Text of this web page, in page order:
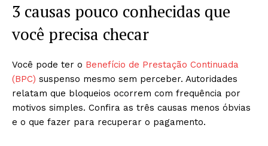
3 causas pouco conhecidas que
você precisa checar
Você pode ter o Benefício de Prestação Continuada
(BPC) suspenso mesmo sem perceber. Autoridades
relatam que bloqueios ocorrem com frequência por
motivos simples. Confira as três causas menos óbvias
e o que fazer para recuperar o pagamento.